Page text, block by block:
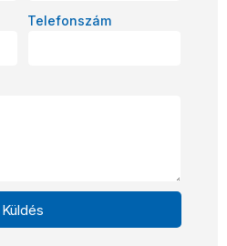
Telefonszám
Küldés